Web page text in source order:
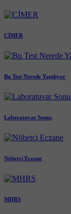
CİMER
Bu Test Nerede Yapılıyor
Laboratuvar Sonuç
Nöbetçi Eczane
MHRS